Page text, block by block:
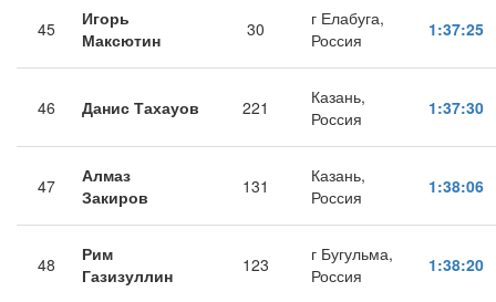
45
Игорь
Максютин
30
г Елабуга,
Россия
1:37:25
46 Данис Тахауов 221
Казань,
Россия
1:37:30
47
Алмаз
Закиров
131
Казань,
Россия
1:38:06
48
Рим
Газизуллин
123
г Бугульма,
Россия
1:38:20